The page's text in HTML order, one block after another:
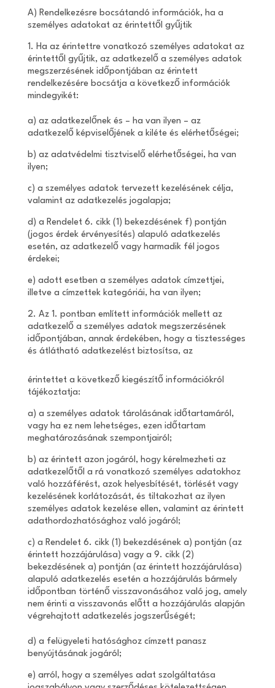
A) Rendelkezésre bocsátandó információk, ha a
személyes adatokat az érintettől gyűjtik
1. Ha az érintettre vonatkozó személyes adatokat az
érintettől gyűjtik, az adatkezelő a személyes adatok
megszerzésének időpontjában az érintett
rendelkezésére bocsátja a következő információk
mindegyikét:
a) az adatkezelőnek és – ha van ilyen – az
adatkezelő képviselőjének a kiléte és elérhetőségei;
b) az adatvédelmi tisztviselő elérhetőségei, ha van
ilyen;
c) a személyes adatok tervezett kezelésének célja,
valamint az adatkezelés jogalapja;
d) a Rendelet 6. cikk (1) bekezdésének f) pontján
(jogos érdek érvényesítés) alapuló adatkezelés
esetén, az adatkezelő vagy harmadik fél jogos
érdekei;
e) adott esetben a személyes adatok címzettjei,
illetve a címzettek kategóriái, ha van ilyen;
2. Az 1. pontban említett információk mellett az
adatkezelő a személyes adatok megszerzésének
időpontjában, annak érdekében, hogy a tisztességes
és átlátható adatkezelést biztosítsa, az
érintettet a következő kiegészítő információkról
tájékoztatja:
a) a személyes adatok tárolásának időtartamáról,
vagy ha ez nem lehetséges, ezen időtartam
meghatározásának szempontjairól;
b) az érintett azon jogáról, hogy kérelmezheti az
adatkezelőtől a rá vonatkozó személyes adatokhoz
való hozzáférést, azok helyesbítését, törlését vagy
kezelésének korlátozását, és tiltakozhat az ilyen
személyes adatok kezelése ellen, valamint az érintett
adathordozhatósághoz való jogáról;
c) a Rendelet 6. cikk (1) bekezdésének a) pontján (az
érintett hozzájárulása) vagy a 9. cikk (2)
bekezdésének a) pontján (az érintett hozzájárulása)
alapuló adatkezelés esetén a hozzájárulás bármely
időpontban történő visszavonásához való jog, amely
nem érinti a visszavonás előtt a hozzájárulás alapján
végrehajtott adatkezelés jogszerűségét;
d) a felügyeleti hatósághoz címzett panasz
benyújtásának jogáról;
e) arról, hogy a személyes adat szolgáltatása